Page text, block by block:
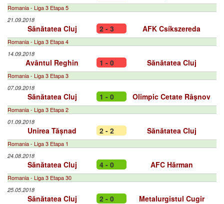
Romania - Liga 3 Etapa 5
21.09.2018
Sănătatea Cluj 2 - 3 AFK Csíkszereda
Romania - Liga 3 Etapa 4
14.09.2018
Avântul Reghin 1 - 0 Sănătatea Cluj
Romania - Liga 3 Etapa 3
07.09.2018
Sănătatea Cluj 1 - 0 Olimpic Cetate Râşnov
Romania - Liga 3 Etapa 2
01.09.2018
Unirea Tășnad 2 - 2 Sănătatea Cluj
Romania - Liga 3 Etapa 1
24.08.2018
Sănătatea Cluj 4 - 0 AFC Hărman
Romania - Liga 3 Etapa 30
25.05.2018
Sănătatea Cluj 2 - 0 Metalurgistul Cugir